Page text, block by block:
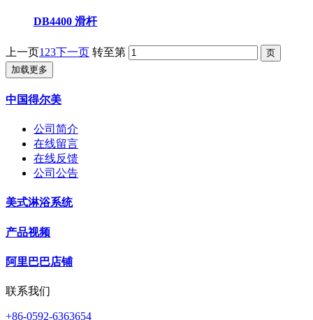
DB4400 滑杆
上一页1 23下一页 转至第
加载更多
中国得尔美
公司简介
在线留言
在线反馈
公司公告
美式淋浴系统
产品视频
阿里巴巴店铺
联系我们
+86-0592-6363654